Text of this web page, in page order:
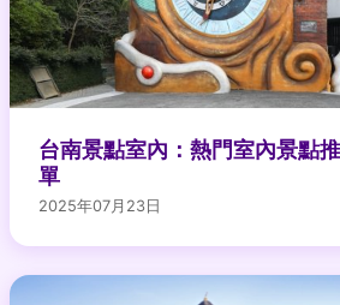
台南景點室內：熱門室內景點
單
2025年07月23日